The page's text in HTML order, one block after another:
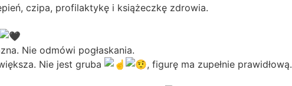
czipa, profilaktykę i książeczkę zdrowia.
Nie odmówi pogłaskania.
Nie jest gruba
, figurę ma zupełnie prawidłową.